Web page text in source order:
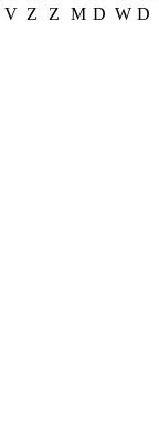
V Z Z M D W D